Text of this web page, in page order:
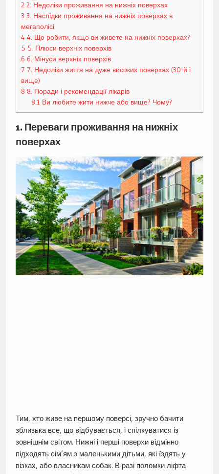
22. Недоліки проживання на нижніх поверхах
3 3. Наслідки проживання на нижніх поверхах в
мегаполісі
4 4. Що робити, якщо ви живете на нижніх поверхах?
5 5. Плюси верхніх поверхів
6 6. Мінуси верхніх поверхів
7 7. Недоліки життя на дуже високих поверхах (30-й і
вище)
8 8. Поради і рекомендації лікарів
8.1 Ви любите жити нижче або вище? Чому?
1. Переваги проживання на нижніх
поверхах
Тим, хто живе на першому поверсі, зручно бачити
зблизька все, що відбувається, і спілкуватися із
зовнішнім світом. Нижні і перші поверхи відмінно
підходять сім’ям з маленькими дітьми, які їздять у
візках, або власникам собак. В разі поломки ліфта